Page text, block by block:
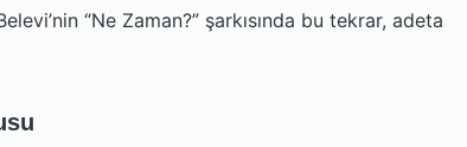
“Ne Zaman?” şarkısında bu tekrar, adeta